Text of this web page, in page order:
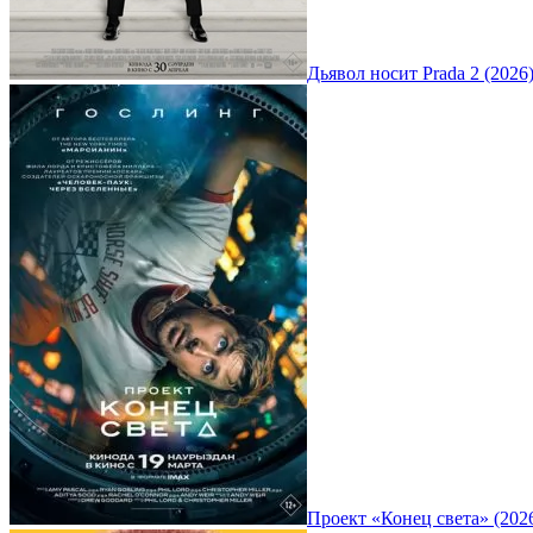
Дьявол носит Prada 2 (2026)
Проект «Конец света»